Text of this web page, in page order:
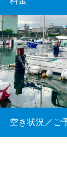
空き状況／ご